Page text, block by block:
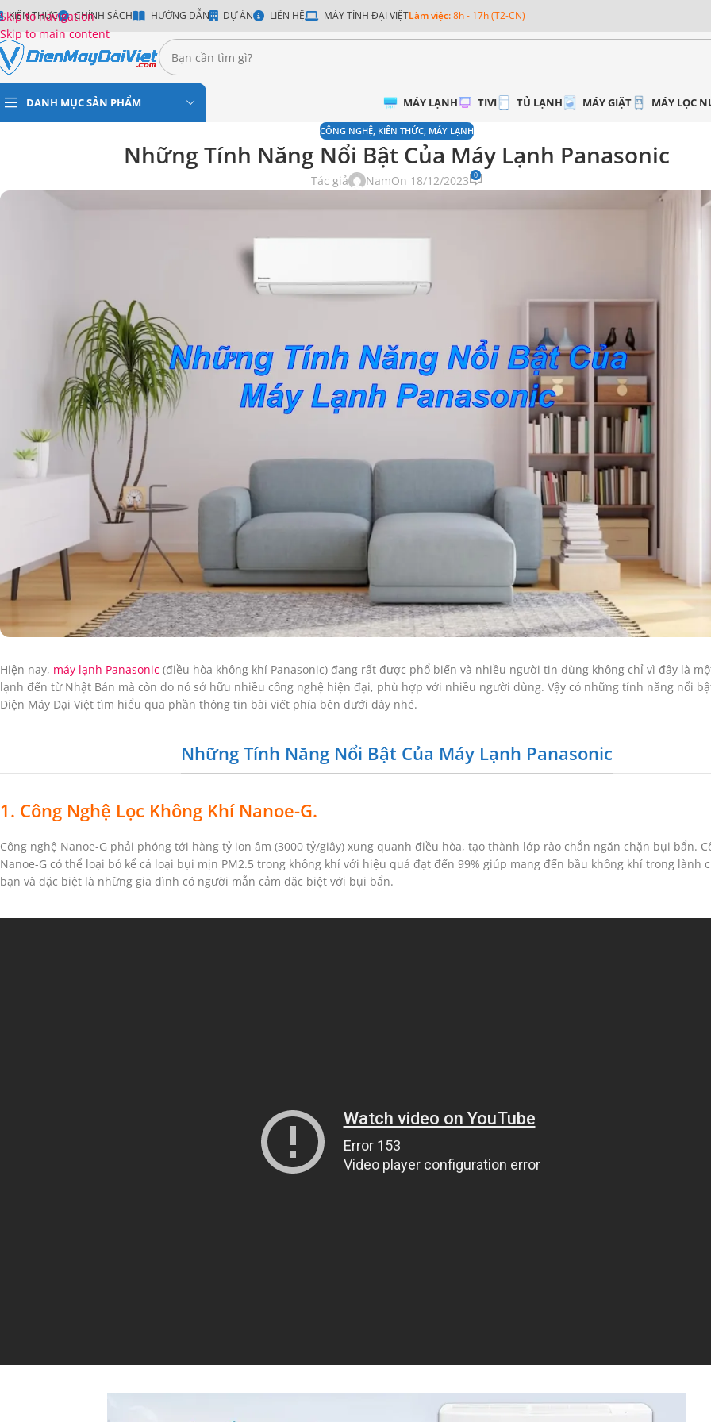
Skip to navigation
Skip to main content
KIẾN THỨC CHÍNH SÁCH HƯỚNG DẪN DỰ ÁN LIÊN HỆ MÁY TÍNH ĐẠI VIỆTLàm việc:8h - 17h (T2-CN)
DANH MỤC SẢN PHẨM MÁY LẠNH TIVI TỦ LẠNH MÁY GIẶT MÁY LỌC
CÔNG NGHỆ, KIẾN THỨC, MÁY LẠNH
Những Tính Năng Nổi Bật Của Máy Lạnh Panasonic
Tác giả NamOn 18/12/2023 0
Hiện nay, máy lạnh Panasonic (điều hòa không khí Panasonic) đang rất được phổ biến và nhiều người tin dùng không chỉ vì đây là
lạnh đến từ Nhật Bản mà còn do nó sở hữu nhiều công nghệ hiện đại, phù hợp với nhiều người dùng. Vậy có những tính năng nổi
Điện Máy Đại Việt tìm hiểu qua phần thông tin bài viết phía bên dưới đây nhé.
Những Tính Năng Nổi Bật Của Máy Lạnh Panasonic
1. Công Nghệ Lọc Không Khí Nanoe-G.
Công nghệ Nanoe-G phải phóng tới hàng tỷ ion âm (3000 tỷ/giây) xung quanh điều hòa, tạo thành lớp rào chắn ngăn chặn bụi bẩn.
Nanoe-G có thể loại bỏ kể cả loại bụi mịn PM2.5 trong không khí với hiệu quả đạt đến 99% giúp mang đến bầu không khí trong lành
bạn và đặc biệt là những gia đình có người mẫn cảm đặc biệt với bụi bẩn.